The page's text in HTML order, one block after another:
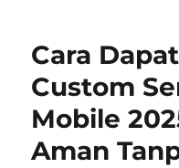
Cara
Custom
Mobile
Aman